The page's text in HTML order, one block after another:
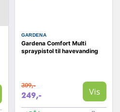
GARDENA
Gardena Comfort Multi
spraypistol til havevanding
309,-
249,- Vis